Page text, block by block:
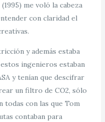
me voló la cabeza
con claridad el
y además estaba
ingenieros estaban
y tenían que descifrar
un filtro de CO2, sólo
todas con las que Tom
contaban para